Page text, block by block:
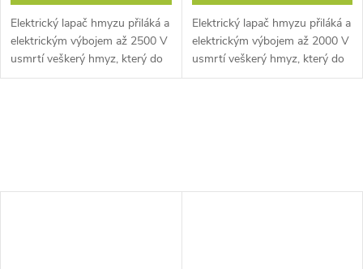
Elektrický lapač hmyzu přiláká a
elektrickým výbojem až 2500 V
usmrtí veškerý hmyz, který do
něj vlétne. Lze zavěsit, nebo
Elektrický lapač hmyzu přiláká a
elektrickým výbojem až 2000 V
usmrtí veškerý hmyz, který do
něj vlétne. Lze zavěsit, nebo